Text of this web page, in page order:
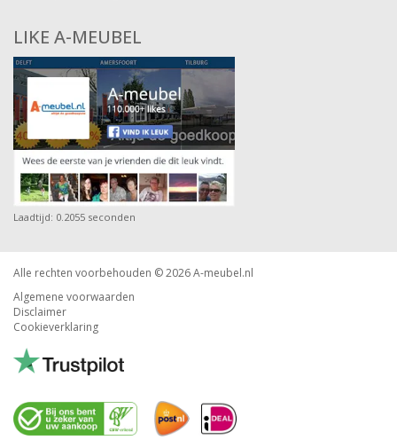
LIKE A-MEUBEL
Laadtijd: 0.2055 seconden
Alle rechten voorbehouden © 2026A-meubel.nl
Algemene voorwaarden
Disclaimer
Cookieverklaring